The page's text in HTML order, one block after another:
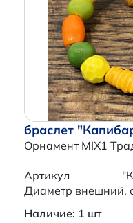
браслет
Орнамент MIX1
Артикул
Диаметр внешний,
Наличие: 1 шт